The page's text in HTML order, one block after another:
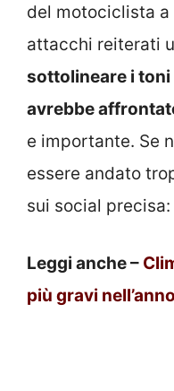
del motociclista
attacchi reiterati
sottolineare i
avrebbe
e importante. Se
essere andato
sui social precisa:
Leggi anche –
più gravi